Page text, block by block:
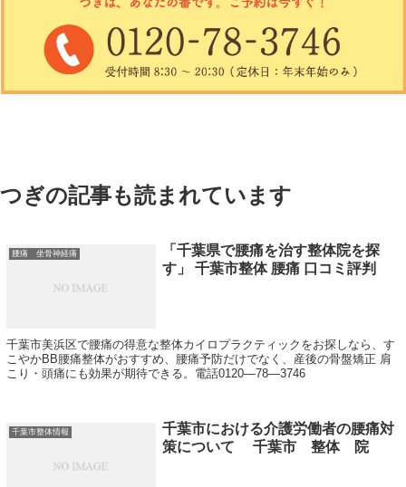
つぎの記事も読まれています
腰痛 坐骨神経痛
「千葉県で腰痛を治す整体院を探
す」 千葉市整体 腰痛 口コミ評判
千葉市美浜区で腰痛の得意な整体カイロプラクティックをお探しなら、す
こやかBB腰痛整体がおすすめ、腰痛予防だけでなく、産後の骨盤矯正 肩
こり・頭痛にも効果が期待できる。電話0120―78―3746
千葉市整体情報
千葉市における介護労働者の腰痛対
策について 千葉市 整体 院